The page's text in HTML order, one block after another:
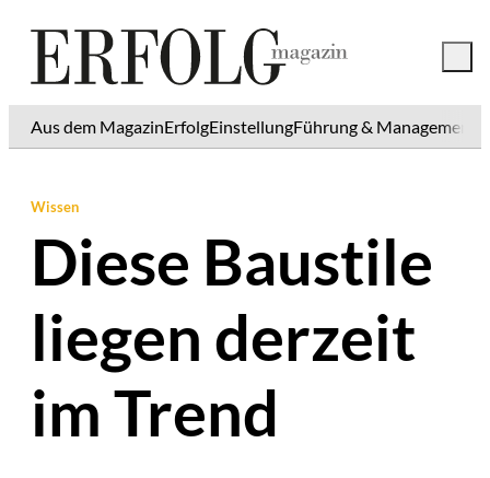
Aus dem MagazinErfolgEinstellungFührung & Management
Wissen
Diese Baustile
liegen derzeit
im Trend